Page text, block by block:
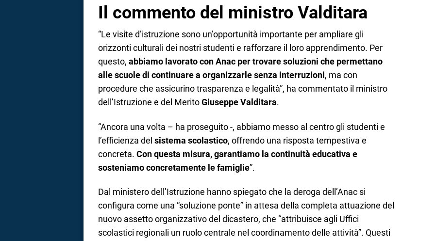
Il commento del ministro Valditara
“Le visite d’istruzione sono un’opportunità importante per ampliare gli
orizzonti culturali dei nostri studenti e rafforzare il loro apprendimento. Per
questo, abbiamo lavorato con Anac per trovare soluzioni che permettano
alle scuole di continuare a organizzarle senza interruzioni, ma con
procedure che assicurino trasparenza e legalità”, ha commentato il ministro
dell’Istruzione e del MeritoGiuseppe Valditara.
“Ancora una volta – ha proseguito -, abbiamo messo al centro gli studenti e
l’efficienza del sistema scolastico, offrendo una risposta tempestiva e
concreta. Con questa misura, garantiamo la continuità educativa e
sosteniamo concretamente le famiglie”.
Dal ministero dell’Istruzione hanno spiegato che la deroga dell’Anac si
configura come una “soluzione ponte” in attesa della completa attuazione del
nuovo assetto organizzativo del dicastero, che “attribuisce agli Uffici
scolastici regionali un ruolo centrale nel coordinamento delle attività”. Questi